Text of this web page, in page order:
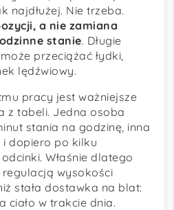
najdłużej. Nie trzeba.
a nie zamiana
stanie. Długie
przeciążać łydki,
lędźwiowy.
pracy jest ważniejsze
z tabeli. Jedna osoba
stania na godzinę, inna
i dopiero po kilku
Właśnie dlatego
wysokości
stała dostawka na blat:
ciało w trakcie dnia.